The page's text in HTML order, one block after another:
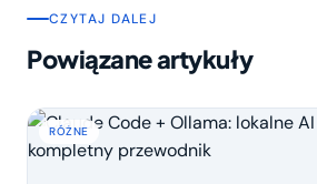
CZYTAJ DALEJ
Powiązane artykuły
RÓŻNE